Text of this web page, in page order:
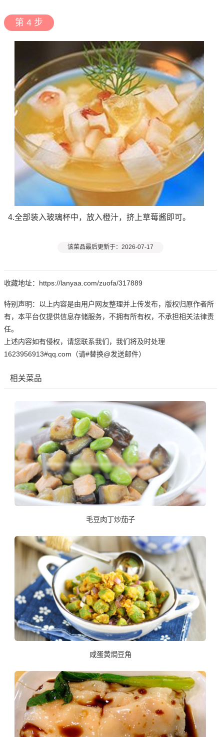
第 4 步
4.全部装入玻璃杯中，放入橙汁，挤上草莓酱即可。
该菜品最后更新于：2026-07-17
收藏地址：https://lanyaa.com/zuofa/317889
特别声明：以上内容是由用户网友整理并上传发布，版权归原作者所
有，本平台仅提供信息存储服务，不拥有所有权，不承担相关法律责
任。
上述内容如有侵权，请您联系我们，我们将及时处理
1623956913#qq.com（请#替换@发送邮件）
相关菜品
毛豆肉丁炒茄子
咸蛋黄焗豆角